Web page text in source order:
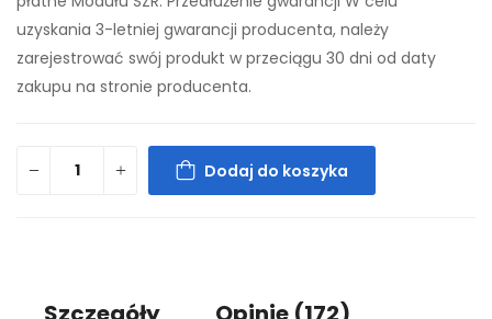
uzyskania 3-letniej gwarancji producenta, należy
zarejestrować swój produkt w przeciągu 30 dni od daty
zakupu na stronie producenta.
Dodaj do koszyka